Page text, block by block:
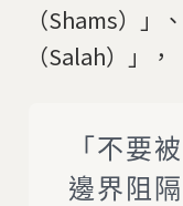
（Shams）」
（Salah）」，
「不要
邊界阻